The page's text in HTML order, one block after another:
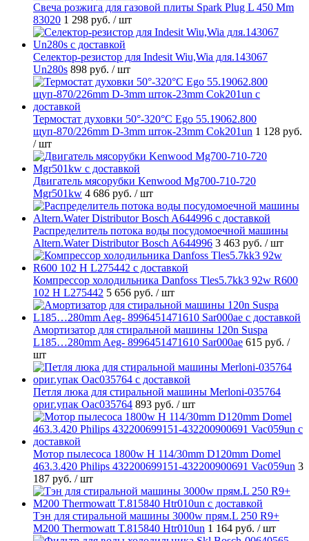
Свеча розжига для газовой плиты Spark Plug L 450 Mm
83020 1 298 руб. / шт
Селектор-резистор для Indesit Wiu,Wia для.143067
Un280s 898 руб. / шт
Термостат духовки 50°-320°C Ego 55.19062.800
щуп-870/226mm D-3mm шток-23mm Cok201un 1 128 руб.
/ шт
Двигатель мясорубки Kenwood Mg700-710-720
Mgr501kw 4 686 руб. / шт
Распределитель потока воды посудомоечной машины
Altern.Water Distributor Bosch A644996 3 463 руб. / шт
Компрессор холодильника Danfoss Tles5.7kk3 92w R600
102 H L275442 5 656 руб. / шт
Амортизатор для стиральной машины 120n Suspa
L185…280mm Aeg- 8996451471610 Sar000ae 615 руб. /
шт
Петля люка для стиральной машины Merloni-035764
ориг.упак Oac035764 893 руб. / шт
Мотор пылесоса 1800w H 114/30mm D120mm Domel
463.3.420 Philips 432200699151-432200900691 Vac059un 3
187 руб. / шт
Тэн для стиральной машины 3000w прям.L 250 R9+
M200 Thermowatt T.815840 Htr010un 1 164 руб. / шт